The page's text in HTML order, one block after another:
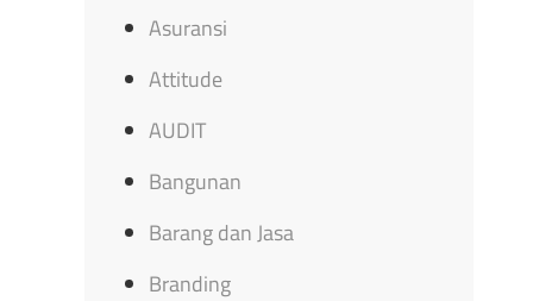
Asuransi
Attitude
AUDIT
Bangunan
Barang dan Jasa
Branding